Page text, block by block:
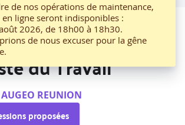
de nos opérations de maintenance,
en ligne seront indisponibles :
2026, de 18h00 à 18h30.
de nous excuser pour la gêne
de Sauveteur
du Travail
AUGEO REUNION
proposées